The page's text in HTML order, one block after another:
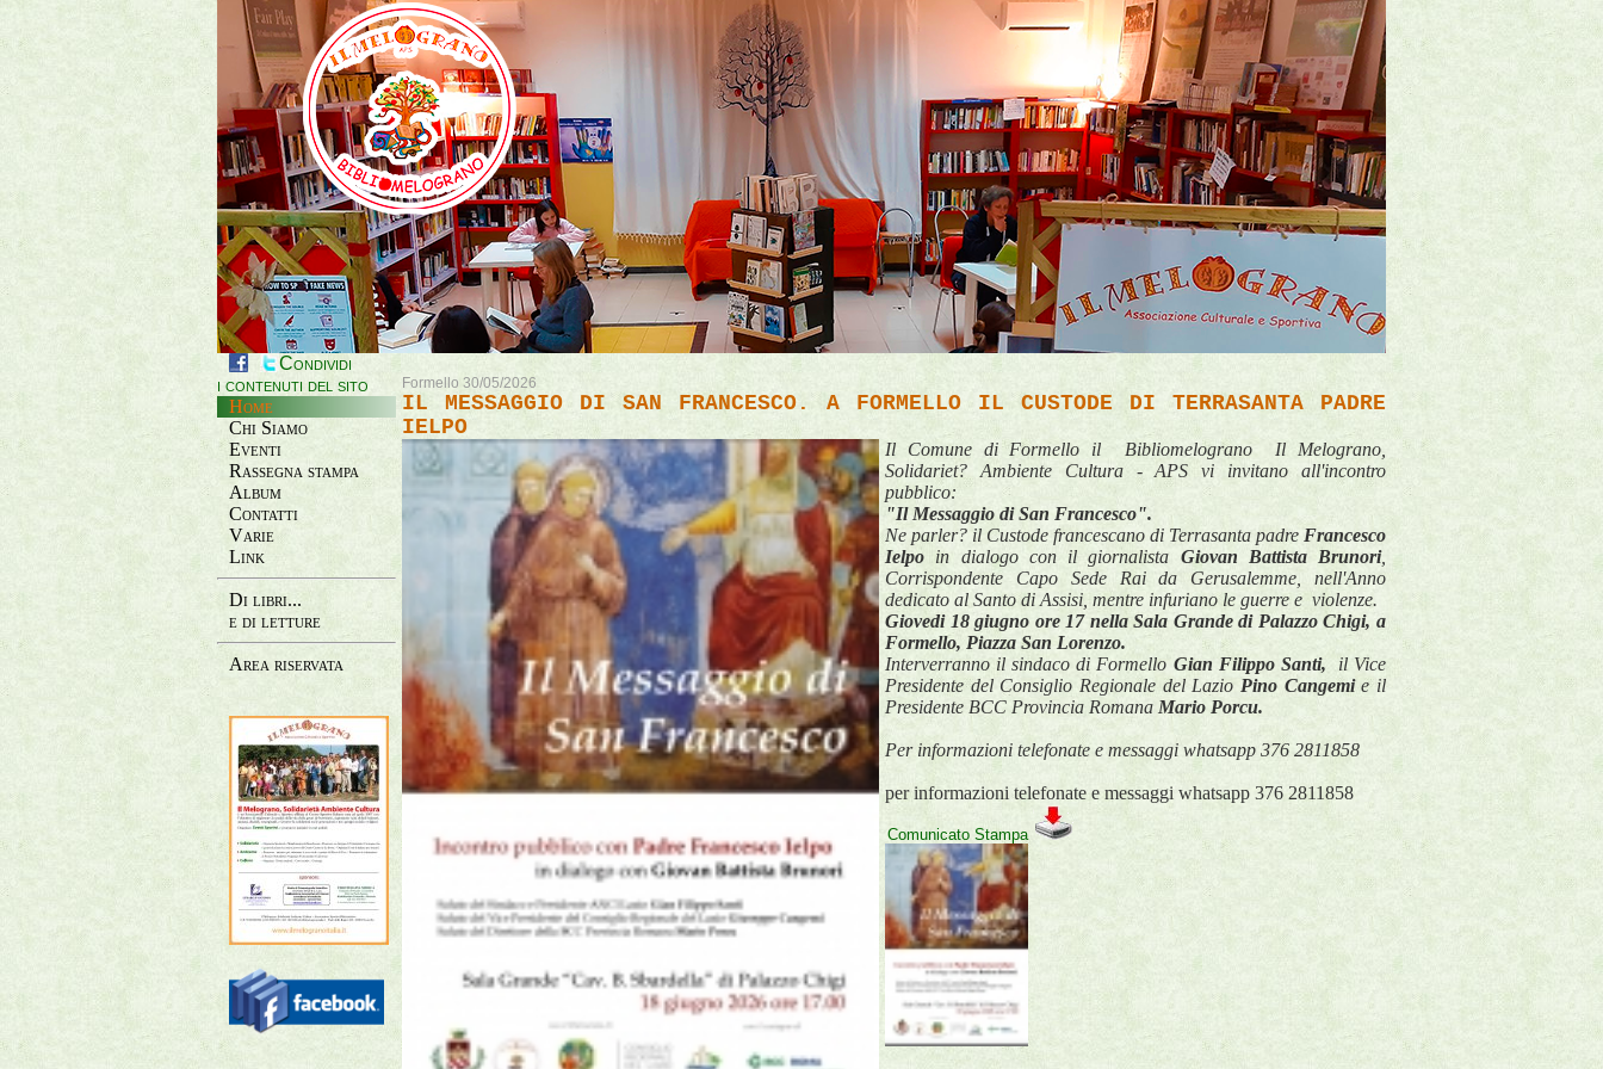
Condividi
i contenuti del sito
Home
Chi Siamo
Eventi
Rassegna stampa
Album
Contatti
Varie
Link
Di libri...
e di letture
Area riservata
Formello 30/05/2026
IL MESSAGGIO DI SAN FRANCESCO. A FORMELLO IL CUSTODE DI TERRASANTA PADRE
IELPO
Il Comune di Formello il  Bibliomelograno Il Melograno,
Solidariet? Ambiente Cultura - APS vi invitano all'incontro
pubblico:
"Il Messaggio di San Francesco".
Ne parler? il Custode francescano di Terrasanta padre Francesco
Ielpo in dialogo con il giornalista Giovan Battista Brunori,
Corrispondente Capo Sede Rai da Gerusalemme, nell'Anno
dedicato al Santo di Assisi, mentre infuriano le guerre e  violenze.
Giovedi 18 giugno ore 17 nella Sala Grande di Palazzo Chigi, a
Formello, Piazza San Lorenzo.
Interverranno il sindaco di Formello Gian Filippo Santi,
il Vice
Presidente del Consiglio Regionale del Lazio Pino Cangemi e il
Presidente BCC Provincia Romana Mario Porcu.
Per informazioni telefonate e messaggi whatsapp 376 2811858
per informazioni telefonate e messaggi whatsapp 376 2811858
Comunicato Stampa